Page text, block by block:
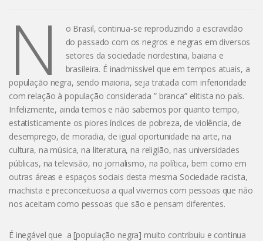
N
o Brasil, continua-se reproduzindo a escravidão
do passado com os negros e negras em diversos
setores da sociedade nordestina, baiana e
brasileira. É inadmissível que em tempos atuais, a
população negra, sendo maioria, seja tratada com inferioridade
com relação à população considerada ” branca” elitista no país.
Infelizmente, ainda temos e não sabemos por quanto tempo,
estatisticamente os piores índices de pobreza, de violência, de
desemprego, de moradia, de igual oportunidade na arte, na
cultura, na música, na literatura, na religião, nas universidades
públicas, na televisão, no jornalismo, na política, bem como em
outras áreas e espaços sociais desta mesma Sociedade racista,
machista e preconceituosa a qual vivemos com pessoas que não
nos aceitam como pessoas que são e pensam diferentes.
É inegável que a [população negra] muito contribuiu e continua